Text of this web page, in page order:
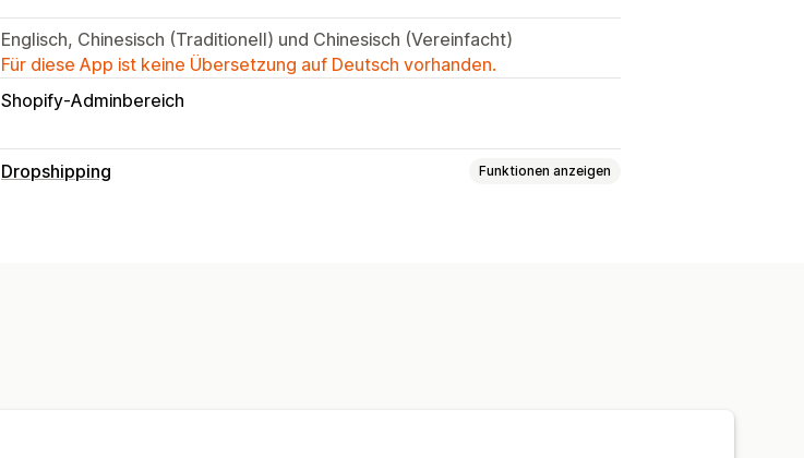
Englisch, Chinesisch (Traditionell) und Chinesisch (Vereinfacht)
Für diese App ist keine Übersetzung auf Deutsch vorhanden.
Shopify-Adminbereich
Dropshipping Funktionen anzeigen